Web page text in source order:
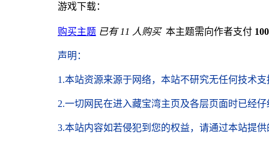
游戏下载：
购买主题 已有 11 人购买 本主题需向作者支付
声明 ：
1.本站资源来源于网络， 本站不研究无任何技术支
2.一切网民在进入藏宝湾主页及各层页面时已经
3.本站内容如若侵犯到您的权益，请通过本站提